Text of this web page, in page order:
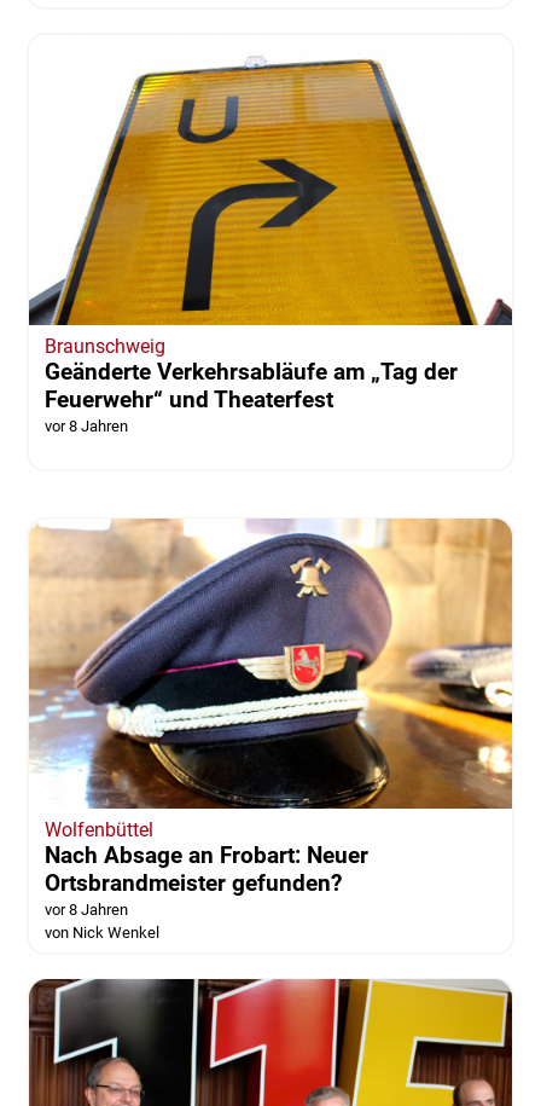
Braunschweig
Geänderte Verkehrsabläufe am „Tag der
Feuerwehr“ und Theaterfest
vor 8 Jahren
Wolfenbüttel
Nach Absage an Frobart: Neuer
Ortsbrandmeister gefunden?
vor 8 Jahren
von Nick Wenkel